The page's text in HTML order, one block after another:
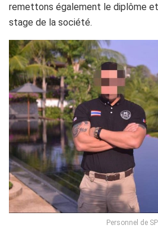
remettons également le diplôme
stage de la société.
Personnel de SPI